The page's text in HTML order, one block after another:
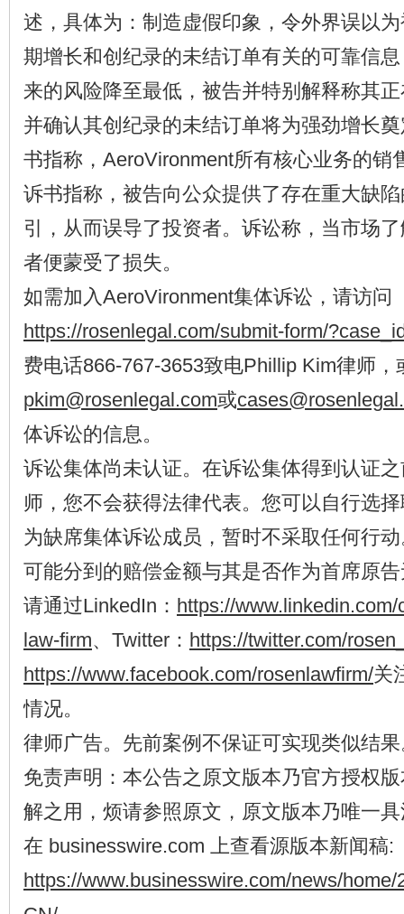
述，具体为：制造虚假印象，令外界误以
期增长和创纪录的未结订单有关的可靠信
来的风险降至最低，被告并特别解释称其
并确认其创纪录的未结订单将为强劲增长
书指称，AeroVironment所有核心业务的销
诉书指称，被告向公众提供了存在重大缺
引，从而误导了投资者。诉讼称，当市场
者便蒙受了损失。
如需加入AeroVironment集体诉讼，请访问
https://rosenlegal.com/submit-form/
费电话866-767-3653致电Phillip Kim律师
pkim@rosenlegal.com或
体诉讼的信息。
诉讼集体尚未认证。在诉讼集体得到认证
师，您不会获得法律代表。您可以自行选
为缺席集体诉讼成员，暂时不采取任何行
可能分到的赔偿金额与其是否作为首席原
请通过LinkedIn： https://
law-firm、Twitter： https://twitter.com/
https://www.facebook.com/rosenlawfirm/关
情况。
律师广告。先前案例不保证可实现类似结
免责声明：本公告之原文版本乃官方授权
解之用，烦请参照原文，原文版本乃唯一
在 businesswire.com 上查看源版本新闻稿:
https://www.businesswire.com/news/